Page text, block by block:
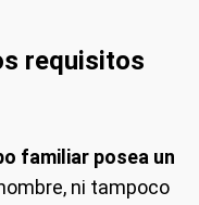
requisitos
familiar posea un
ni tampoco